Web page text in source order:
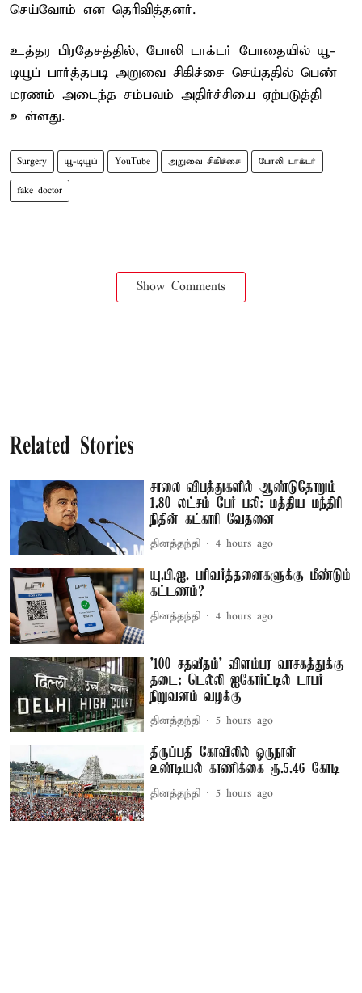
செய்வோம் என தெரிவித்தனர்.
உத்தர பிரதேசத்தில், போலி டாக்டர் போதையில் யூ-
டியூப் பார்த்தபடி அறுவை சிகிச்சை செய்ததில் பெண்
மரணம் அடைந்த சம்பவம் அதிர்ச்சியை ஏற்படுத்தி
உள்ளது.
Surgery யூ-டியூப் YouTube அறுவை சிகிச்சை போலி டாக்டர்
fake doctor
Show Comments
Related Stories
சாலை விபத்துகளில் ஆண்டுதோறும்
1.80 லட்சம் பேர் பலி: மத்திய மந்திரி
நிதின் கட்காரி வேதனை
தினத்தந்தி 4 hours ago
யு.பி.ஐ. பரிவர்த்தனைகளுக்கு மீண்டும்
கட்டணம்?
தினத்தந்தி 4 hours ago
'100 சதவீதம்' விளம்பர வாசகத்துக்கு
தடை: டெல்லி ஐகோர்ட்டில் டாபர்
நிறுவனம் வழக்கு
தினத்தந்தி 5 hours ago
திருப்பதி கோவிலில் ஒருநாள்
உண்டியல் காணிக்கை ரூ.5.46 கோடி
தினத்தந்தி 5 hours ago